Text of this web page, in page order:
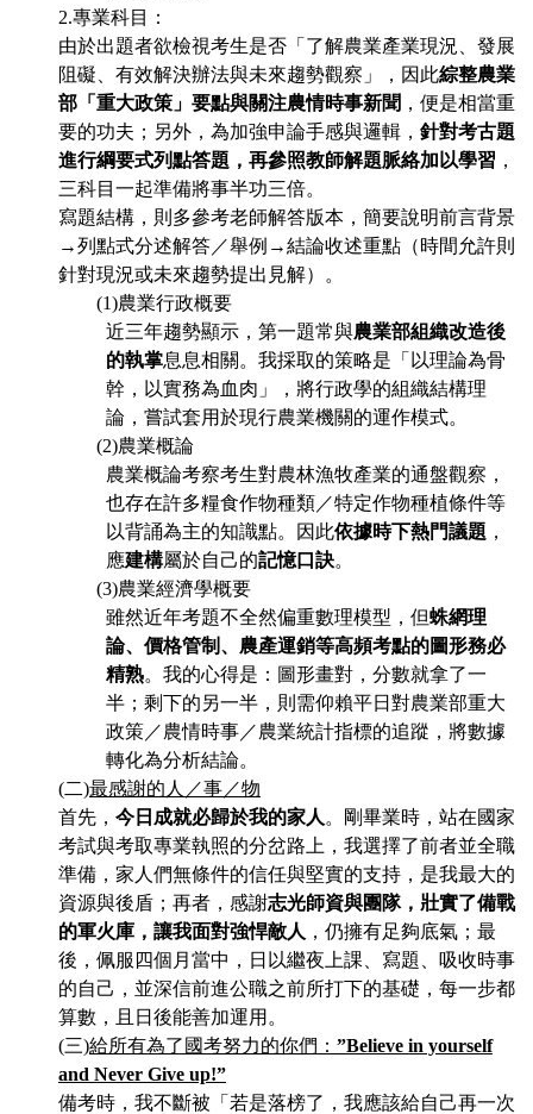
2.專業科目：
由於出題者欲檢視考生是否「了解農業產業現況、發展
阻礙、有效解決辦法與未來趨勢觀察」，因此綜整農業
部「重大政策」要點與關注農情時事新聞 ，便是相當重
要的功夫；另外，為加強申論手感與邏輯， 針對考古題
進行綱要式列點答題，再參照教師解題脈絡加以學習 ，
三科目一起準備將事半功三倍。
寫題結構，則多參考老師解答版本，簡要說明前言背景
→列點式分述解答／舉例→結論收述重點（時間允許則
針對現況或未來趨勢提出見解）。
(1)農業行政概要
近三年趨勢顯示，第一題常與農業部組織改造後
的執掌息息相關。我採取的策略是「以理論為骨
幹，以實務為血肉」，將行政學的組織結構理
論，嘗試套用於現行農業機關的運作模式。
(2)農業概論
農業概論考察考生對農林漁牧產業的通盤觀察，
也存在許多糧食作物種類／特定作物種植條件等
以背誦為主的知識點。因此依據時下熱門議題 ，
應建構屬於自己的記憶口訣。
(3)農業經濟學概要
雖然近年考題不全然偏重數理模型，但蛛網理
論、價格管制、農產運銷等高頻考點的圖形務必
精熟。我的心得是：圖形畫對，分數就拿了一
半；剩下的另一半，則需仰賴平日對農業部重大
政策／農情時事／農業統計指標的追蹤，將數據
轉化為分析結論。
(二)最感謝的人／事／物
首先， 今日成就必歸於我的家人 。剛畢業時，站在國家
考試與考取專業執照的分岔路上，我選擇了前者並全職
準備，家人們無條件的信任與堅實的支持，是我最大的
資源與後盾；再者，感謝志光師資與團隊，壯實了備戰
的軍火庫，讓我面對強悍敵人 ，仍擁有足夠底氣；最
後，佩服四個月當中，日以繼夜上課、寫題、吸收時事
的自己，並深信前進公職之前所打下的基礎，每一步都
算數，且日後能善加運用。
(三)給所有為了國考努力的你們： ”Believe in yourself
and Never Give up!”
備考時，我不斷被「若是落榜了，我應該給自己再一次